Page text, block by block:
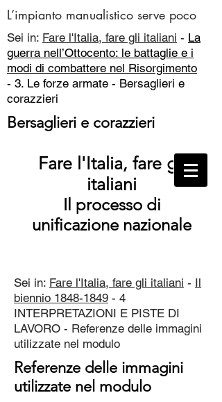
L’impianto manualistico serve poco
Sei in: Fare l'Italia, fare gli italiani - La
guerra nell’Ottocento: le battaglie e i
modi di combattere nel Risorgimento
- 3. Le forze armate - Bersaglieri e
corazzieri
Bersaglieri e corazzieri
Fare l'Italia, fare gli
italiani
Il processo di
unificazione nazionale
Sei in: Fare l'Italia, fare gli italiani - Il
biennio 1848-1849 - 4
INTERPRETAZIONI E PISTE DI
LAVORO - Referenze delle immagini
utilizzate nel modulo
Referenze delle immagini
utilizzate nel modulo